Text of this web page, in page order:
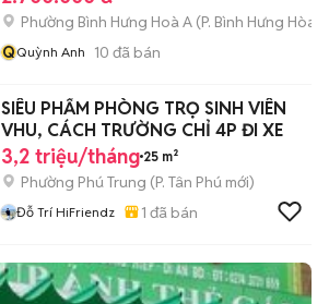
Phường Bình Hưng Hoà A (P. Bình Hưng Hòa
QQuỳnh Anh 10 đã bán
SIÊU PHẨM PHÒNG TRỌ SINH VIÊN
VHU, CÁCH TRƯỜNG CHỈ 4P ĐI XE
3,2 triệu/tháng 25 m²
Phường Phú Trung (P. Tân Phú mới)
Đỗ Trí HiFriendz 1 đã bán